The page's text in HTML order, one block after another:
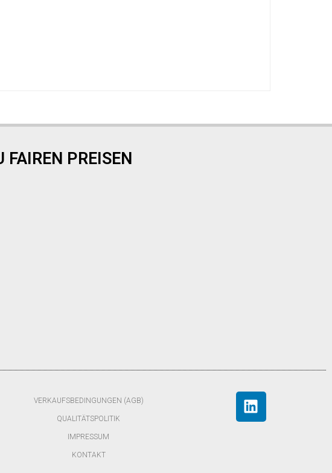
FAIREN PREISEN
VERKAUFSBEDINGUNGEN (AGB)
QUALITÄTSPOLITIK
IMPRESSUM
KONTAKT